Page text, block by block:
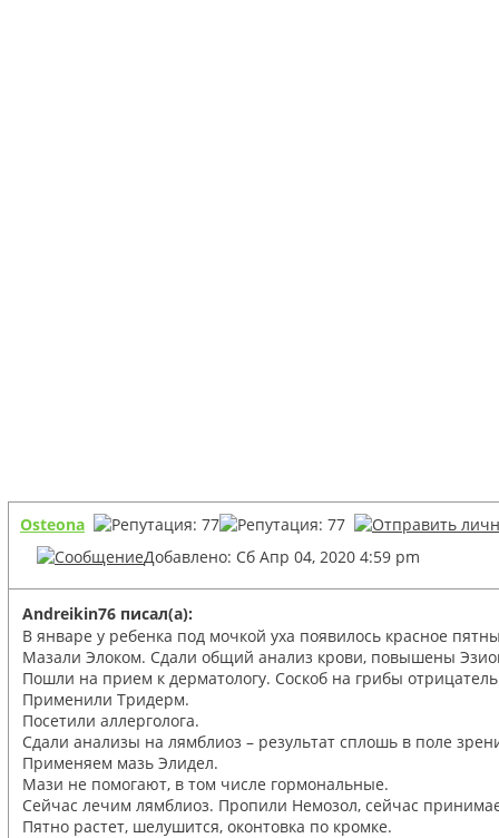
Osteona
Добавлено: Сб Апр 04, 2020 4:59 pm
Andreikin76 писал(а):
В январе у ребенка под мочкой уха появилось красное
Мазали Элоком. Сдали общий анализ крови, повышены
Пошли на прием к дерматологу. Соскоб на грибы
Применили Тридерм.
Посетили аллерголога.
Сдали анализы на лямблиоз – результат сплошь в поле
Применяем мазь Элидел.
Мази не помогают, в том числе гормональные.
Сейчас лечим лямблиоз. Пропили Немозол, сейчас
Пятно растет, шелушится, оконтовка по кромке.